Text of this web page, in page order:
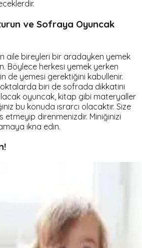
ve Sofraya Oyuncak
aile bireyleri bir aradayken yemek
Böylece herkesi yemek yerken
de yemesi gerektiğini kabullenir.
biri de sofrada dikkatini
oyuncak, kitap gibi materyaller
bu konuda ısrarcı olacaktır. Size
etmeyip direnmenizdir. Miniğinizi
ikna edin.